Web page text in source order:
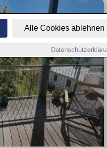
Alle Cookies ablehnen